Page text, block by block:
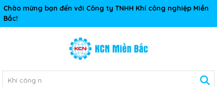
Chào mừng bạn đến với Công ty TNHH Khí công nghiệp Miền
Bắc!